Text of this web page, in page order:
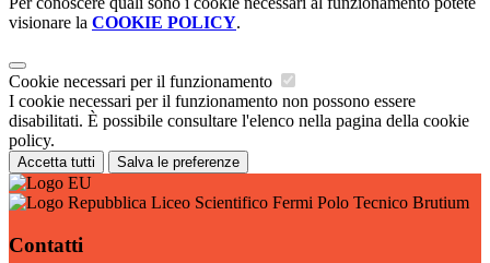
visionare la COOKIE POLICY.
Cookie necessari per il funzionamento
I cookie necessari per il funzionamento non possono essere
disabilitati. È possibile consultare l'elenco nella pagina della cookie
policy.
Accetta tutti Salva le preferenze
Liceo Scientifico Fermi Polo Tecnico Brutium
Contatti